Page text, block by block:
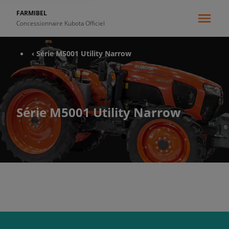
FARMIBEL
Concessionnaire Kubota Officiel
‹ Série M5001 Utility Narrow
Série M5001 Utility Narrow